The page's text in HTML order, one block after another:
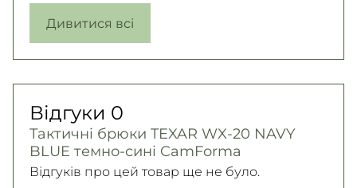
Дивитися всі
Відгуки 0
Тактичні брюки TEXAR WX-20 NAVY
BLUE темно-сині CamForma
Відгуків про цей товар ще не було.